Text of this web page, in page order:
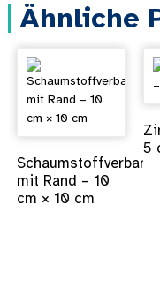
Ähnliche
Schaumstoffverband
mit Rand – 10
cm × 10 cm
5